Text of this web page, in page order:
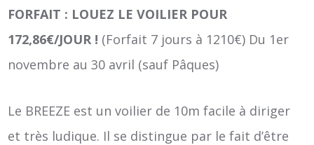
FORFAIT : LOUEZ LE VOILIER POUR
172,86€/JOUR ! (Forfait 7 jours à 1210€) Du 1er
novembre au 30 avril (sauf Pâques)
Le BREEZE est un voilier de 10m facile à diriger
et très ludique. Il se distingue par le fait d’être